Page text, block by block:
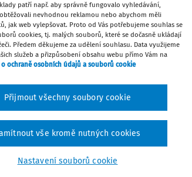
oprávněný z věcného břemene
Košinárová Ph.D.
2025Délka:09:08
sloužící k průchodu hodu nebo
řešení přístupu k nemovitostem. Jak ale
Nejvyššího soudu je poměrně zásadní si
jako osobní nebo pozemkové. Je-li ...
účetní podepsat výpověď
patří např. aby správně fungovalo vyhledávání,
nevhodnou reklamou nebo abychom měli
jak web vylepšovat. Proto od Vás potřebujeme souhlas se
cookies, tj. malých souborů, které se dočasně ukládají
Předem děkujeme za udělení souhlasu. Data využijeme
služeb a přizpůsobení obsahu webu přímo Vám na
o ochraně osobních údajů a souborů cookie
Nastavení souborů cookie
vše kromě nutných cookies
Přijmout všechny soubory cookie